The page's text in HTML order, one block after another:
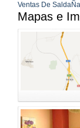
Ventas De SaldaÑa |
Mapas e